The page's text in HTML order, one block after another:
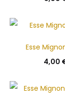
Esse
4,00